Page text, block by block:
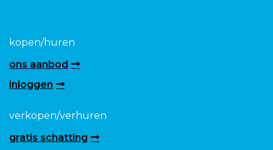
kopen/huren
ons aanbod
inloggen
verkopen/verhuren
gratis schatting